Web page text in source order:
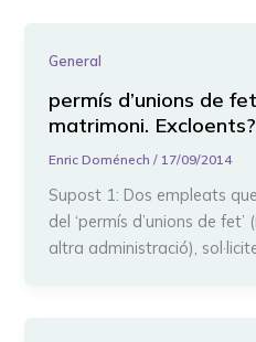
General
permís d’unions de
matrimoni.
Enric Doménech/ 17/09/2014
Supost 1: Dos empleats
del ‘permís d’unions de
altra administració),